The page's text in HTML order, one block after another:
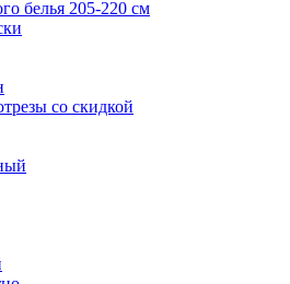
белья 205-220 см
со скидкой